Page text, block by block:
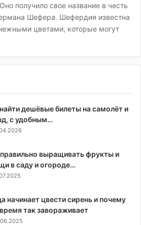
получило свое название в честь
Шефера. Шефердия известна
цветами, которые могут
дешёвые билеты на самолёт и
с удобным…
выращивать фрукты и
в саду и огороде…
начинает цвести сирень и почему
так завораживает